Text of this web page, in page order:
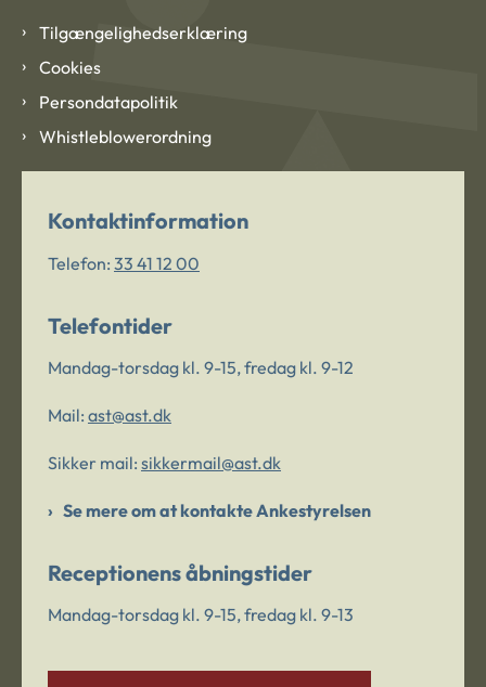
Tilgængelighedserklæring
Cookies
Persondatapolitik
Whistleblowerordning
Kontaktinformation
Telefon: 33 41 12 00
Telefontider
Mandag-torsdag kl. 9-15, fredag kl. 9-12
Mail: ast@ast.dk
Sikker mail: sikkermail@ast.dk
Se mere om at kontakte Ankestyrelsen
Receptionens åbningstider
Mandag-torsdag kl. 9-15, fredag kl. 9-13